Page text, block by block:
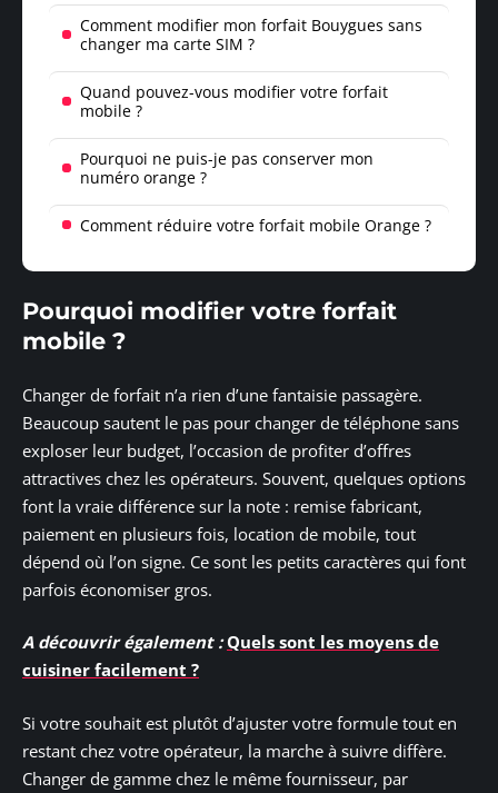
Comment modifier mon forfait Bouygues sans
changer ma carte SIM ?
Quand pouvez-vous modifier votre forfait
mobile ?
Pourquoi ne puis-je pas conserver mon
numéro orange ?
Comment réduire votre forfait mobile Orange ?
Pourquoi modifier votre forfait
mobile ?
Changer de forfait n’a rien d’une fantaisie passagère.
Beaucoup sautent le pas pour changer de téléphone sans
exploser leur budget, l’occasion de profiter d’offres
attractives chez les opérateurs. Souvent, quelques options
font la vraie différence sur la note : remise fabricant,
paiement en plusieurs fois, location de mobile, tout
dépend où l’on signe. Ce sont les petits caractères qui font
parfois économiser gros.
A découvrir également : Quels sont les moyens de
cuisiner facilement ?
Si votre souhait est plutôt d’ajuster votre formule tout en
restant chez votre opérateur, la marche à suivre diffère.
Changer de gamme chez le même fournisseur, par